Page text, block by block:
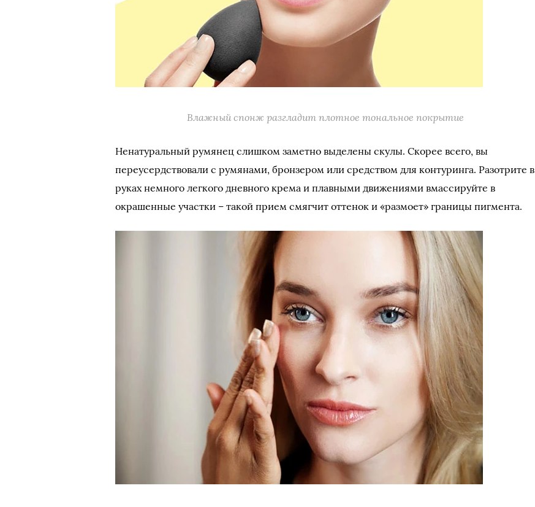
Влажный спонж разгладит плотное тональное покрытие
Ненатуральный румянец слишком заметно выделены скулы. Скорее всего, вы
переусердствовали с румянами, бронзером или средством для контуринга. Разотрите в
руках немного легкого дневного крема и плавными движениями вмассируйте в
окрашенные участки – такой прием смягчит оттенок и «размоет» границы пигмента.